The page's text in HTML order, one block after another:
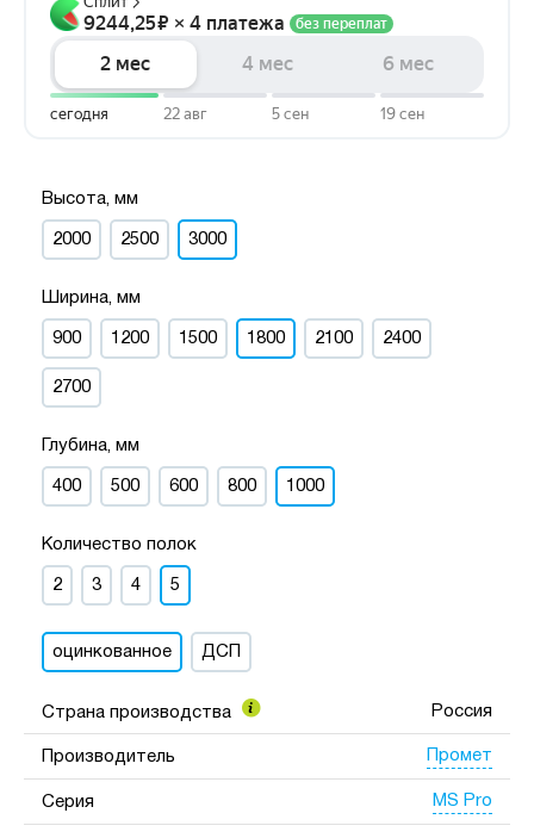
Высота, мм
2000 2500 3000
Ширина, мм
900 1200 1500 1800 2100 2400
2700
Глубина, мм
400 500 600 800 1000
Количество полок
2 3 4 5
оцинкованное ДСП
Страна производства Россия
Производитель Промет
Серия MS Pro